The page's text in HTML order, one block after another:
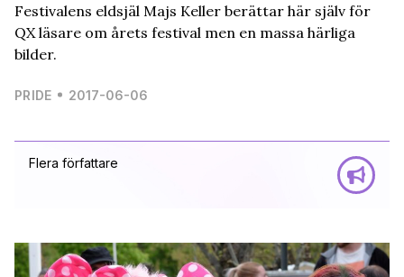
Flera författare
Festivalens eldsjäl Majs Keller berättar här själv för
QX läsare om årets festival men en massa härliga
bilder.
PRIDE 2017-06-06